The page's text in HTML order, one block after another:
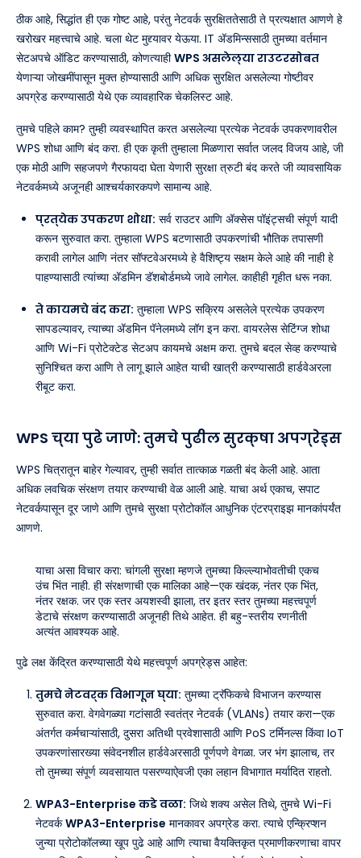
ठीक आहे, सिद्धांत ही एक गोष्ट आहे, परंतु नेटवर्क सुरक्षिततेसाठी ते प्रत्यक्षात आणणे हे
खरोखर महत्त्वाचे आहे. चला थेट मुद्द्यावर येऊया. IT ॲडमिन्ससाठी तुमच्या वर्तमान
सेटअपचे ऑडिट करण्यासाठी, कोणत्याहीWPS असलेल्या राउटरसोबत
येणाऱ्या जोखमींपासून मुक्त होण्यासाठी आणि अधिक सुरक्षित असलेल्या गोष्टीवर
अपग्रेड करण्यासाठी येथे एक व्यावहारिक चेकलिस्ट आहे.
तुमचे पहिले काम? तुम्ही व्यवस्थापित करत असलेल्या प्रत्येक नेटवर्क उपकरणावरील
WPS शोधा आणि बंद करा. ही एक कृती तुम्हाला मिळणारा सर्वात जलद विजय आहे, जी
एक मोठी आणि सहजपणे गैरफायदा घेता येणारी सुरक्षा त्रुटी बंद करते जी व्यावसायिक
नेटवर्कमध्ये अजूनही आश्चर्यकारकपणे सामान्य आहे.
प्रत्येक उपकरण शोधा: सर्व राउटर आणि ॲक्सेस पॉइंट्सची संपूर्ण यादी
करून सुरुवात करा. तुम्हाला WPS बटणासाठी उपकरणांची भौतिक तपासणी
करावी लागेल आणि नंतर सॉफ्टवेअरमध्ये हे वैशिष्ट्य सक्षम केले आहे की नाही हे
पाहण्यासाठी त्यांच्या ॲडमिन डॅशबोर्डमध्ये जावे लागेल. काहीही गृहीत धरू नका.
ते कायमचे बंद करा: तुम्हाला WPS सक्रिय असलेले प्रत्येक उपकरण
सापडल्यावर, त्याच्या ॲडमिन पॅनेलमध्ये लॉग इन करा. वायरलेस सेटिंग्ज शोधा
आणि Wi-Fi प्रोटेक्टेड सेटअप कायमचे अक्षम करा. तुमचे बदल सेव्ह करण्याचे
सुनिश्चित करा आणि ते लागू झाले आहेत याची खात्री करण्यासाठी हार्डवेअरला
रीबूट करा.
WPS च्या पुढे जाणे: तुमचे पुढील सुरक्षा अपग्रेड्स
WPS चित्रातून बाहेर गेल्यावर, तुम्ही सर्वात तात्काळ गळती बंद केली आहे. आता
अधिक लवचिक संरक्षण तयार करण्याची वेळ आली आहे. याचा अर्थ एकाच, सपाट
नेटवर्कपासून दूर जाणे आणि तुमचे सुरक्षा प्रोटोकॉल आधुनिक एंटरप्राइझ मानकांपर्यंत
आणणे.
याचा असा विचार करा: चांगली सुरक्षा म्हणजे तुमच्या किल्ल्याभोवतीची एकच
उंच भिंत नाही. ही संरक्षणाची एक मालिका आहे—एक खंदक, नंतर एक भिंत,
नंतर रक्षक. जर एक स्तर अयशस्वी झाला, तर इतर स्तर तुमच्या महत्त्वपूर्ण
डेटाचे संरक्षण करण्यासाठी अजूनही तिथे आहेत. ही बहु-स्तरीय रणनीती
अत्यंत आवश्यक आहे.
पुढे लक्ष केंद्रित करण्यासाठी येथे महत्त्वपूर्ण अपग्रेड्स आहेत:
तुमचे नेटवर्क विभागून घ्या: तुमच्या ट्रॅफिकचे विभाजन करण्यास
सुरुवात करा. वेगवेगळ्या गटांसाठी स्वतंत्र नेटवर्क (VLANs) तयार करा—एक
अंतर्गत कर्मचाऱ्यांसाठी, दुसरा अतिथी प्रवेशासाठी आणि PoS टर्मिनल्स किंवा IoT
उपकरणांसारख्या संवेदनशील हार्डवेअरसाठी पूर्णपणे वेगळा. जर भंग झालाच, तर
तो तुमच्या संपूर्ण व्यवसायात पसरण्याऐवजी एका लहान विभागात मर्यादित राहतो.
WPA3-Enterprise कडे वळा: जिथे शक्य असेल तिथे, तुमचे Wi-Fi
नेटवर्कWPA3-Enterprise मानकावर अपग्रेड करा. त्याचे एन्क्रिप्शन
जुन्या प्रोटोकॉलच्या खूप पुढे आहे आणि त्याचा वैयक्तिकृत प्रमाणीकरणाचा वापर